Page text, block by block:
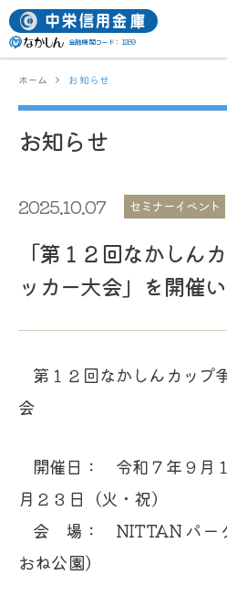
金融機関コード：1289
ホーム お知らせ
お知らせ
2025.10.07 セミナーイベント
「第１２回なかしん
ッカー大会」を開催
第１２回なかしんカップ
会
開催日： 令和７年９月
月２３日（火・祝）
会 場： NITTAN パー
おね公園）